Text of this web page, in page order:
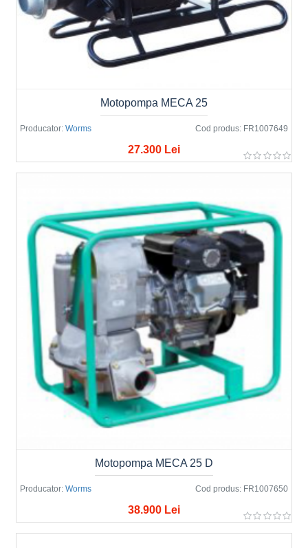
Producator: Worms Cod produs: FR1007649
Motopompa MECA 25
27.300 Lei
Producator: Worms Cod produs: FR1007650
Motopompa MECA 25 D
38.900 Lei